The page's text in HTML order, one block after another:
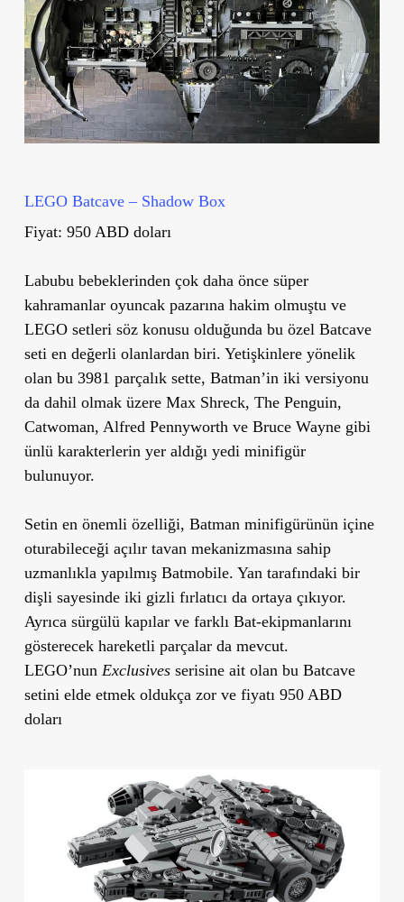
LEGO Batcave – Shadow Box
Fiyat: 950 ABD doları
Labubu bebeklerinden çok daha önce süper
kahramanlar oyuncak pazarına hakim olmuştu ve
LEGO setleri söz konusu olduğunda bu özel Batcave
seti en değerli olanlardan biri. Yetişkinlere yönelik
olan bu 3981 parçalık sette, Batman’in iki versiyonu
da dahil olmak üzere Max Shreck, The Penguin,
Catwoman, Alfred Pennyworth ve Bruce Wayne gibi
ünlü karakterlerin yer aldığı yedi minifigür
bulunuyor.
Setin en önemli özelliği, Batman minifigürünün içine
oturabileceği açılır tavan mekanizmasına sahip
uzmanlıkla yapılmış Batmobile. Yan tarafındaki bir
dişli sayesinde iki gizli fırlatıcı da ortaya çıkıyor.
Ayrıca sürgülü kapılar ve farklı Bat-ekipmanlarını
gösterecek hareketli parçalar da mevcut.
LEGO’nun Exclusivesserisine ait olan bu Batcave
setini elde etmek oldukça zor ve fiyatı 950 ABD
doları